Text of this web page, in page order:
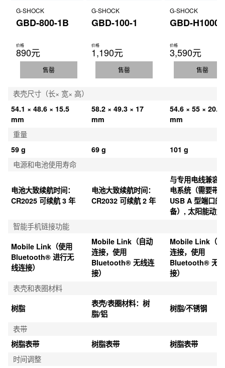
G-SHOCK
GBD-800-1B
价格
890元
售罄
G-SHOCK
GBD-100-1
价格
1,190元
售罄
G-SHOCK
GBD-H1000-
价格
3,590元
售罄
表壳尺寸（长× 宽× 高）
54.1 × 48.6 × 15.5
mm
58.2 × 49.3 × 17
mm
54.6 × 55 × 20.4
mm
重量
59 g
69 g
101 g
电源和电池使用寿命
电池大致续航时间：
CR2025 可续航 3 年
电池大致续航时间：
CR2032 可续航 2 年
与专用电线兼容
电系统（需要带
USB A 型端口的
备）, 太阳能动力
智能手机链接功能
Mobile Link（使用
Bluetooth® 进行无
线连接）
Mobile Link（自动
连接，使用
Bluetooth® 无线连
接）
Mobile Link（
连接，使用
Bluetooth® 无
接）
表壳和表圈材料
树脂
表壳/表圈材料：树
脂/铝
树脂/不锈钢
表带
树脂表带
树脂表带
树脂表带
时间调整